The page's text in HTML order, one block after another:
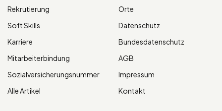
Rekrutierung
Soft Skills
Karriere
Mitarbeiterbindung
Sozialversicherungsnummer
Alle Artikel
Orte
Datenschutz
Bundesdatenschutz
AGB
Impressum
Kontakt